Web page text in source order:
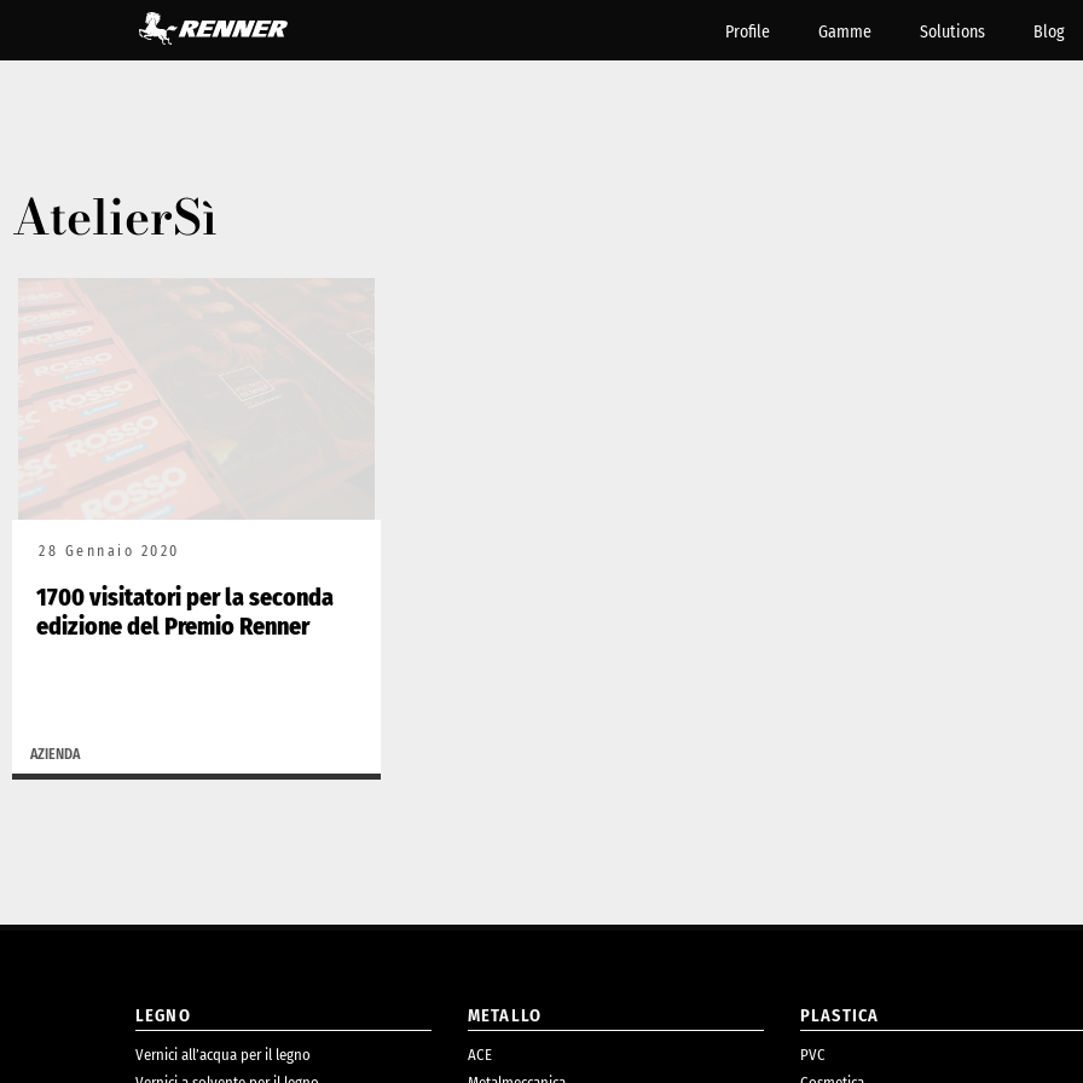
Profile Gamme Solutions Blog
AtelierSì
28 Gennaio 2020
1700 visitatori per la seconda
edizione del Premio Renner
AZIENDA
LEGNO
Vernici all’acqua per il legno
METALLO
ACE
PLASTICA
PVC